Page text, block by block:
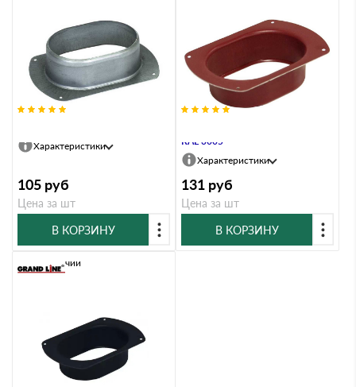
Характеристики
105 руб
Цена за шт
В КОРЗИНУ
RAL 3005
Характеристики
131 руб
Цена за шт
В КОРЗИНУ
В наличии